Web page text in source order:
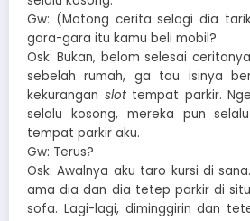
Gw: (Motong cerita selagi dia
gara-gara itu kamu beli mobil?
Osk: Bukan, belom selesai
sebelah rumah, ga tau isinya
kekurangan slottempat parkir.
selalu kosong, mereka pun
tempat parkir aku.
Gw: Terus?
Osk: Awalnya aku taro kursi di
ama dia dan dia tetep parkir di
sofa. Lagi-lagi, diminggirin dan